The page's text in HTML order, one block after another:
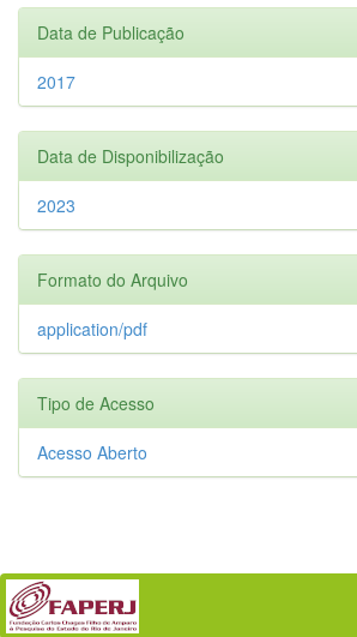
Data de Publicação
2017
Data de Disponibilização
2023
Formato do Arquivo
application/pdf
Tipo de Acesso
Acesso Aberto